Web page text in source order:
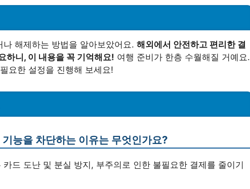
해제하는 방법을 알아보았어요. 해외에서 안전하고 편리한 결
하니, 이 내용을 꼭 기억해요! 여행 준비가 한층 수월해질 거예요.
요한 설정을 진행해 보세요!
능을 차단하는 이유는 무엇인가요?
드 도난 및 분실 방지, 부주의로 인한 불필요한 결제를 줄이기